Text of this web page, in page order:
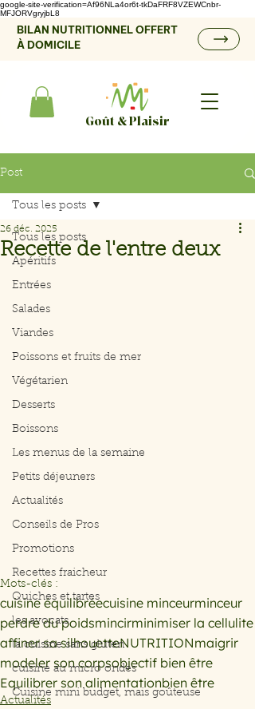
google-site-verification=Af96NLa4or6t-tkDaFRF8VZEWCnbr-
MFJORVgryjbL8
BILAN NUTRITIONNEL OFFERT
À DOMICILE
Goût & Plaisir
Post
Tous les posts
Apéritifs
Entrées
Salades
Viandes
Poissons et fruits de mer
Végétarien
Desserts
Boissons
Les menus de la semaine
Petits déjeuners
Actualités
Conseils de Pros
Promotions
Recettes fraicheur
Quiches et tartes
les avocats
la cuisine sans gluten
cuisine au micro ondes
Cuisine mini budget, mais goûteuse
Tous les posts
Recette de l'entre deux
26 déc. 2025
Mots-clés :
cuisine équilibréecuisine minceurminceur
perdre du poidsmincirminimiser la cellulite
affiner sa silhouetteNUTRITIONmaigrir
modeler son corpsobjectif bien être
Equilibrer son alimentationbien être
Actualités